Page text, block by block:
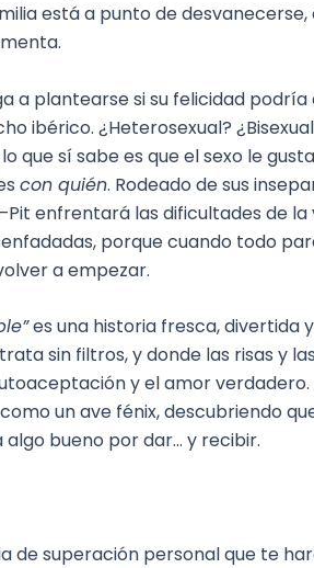
está a punto de
a plantearse si su felicidad
ibérico. ¿Heterosexual?
que sí sabe es que el sexo le
con quién. Rodeado de sus
enfrentará las dificultades de la
porque cuando todo
a empezar.
es una historia fresca, divertida
sin filtros, y donde las risas y
y el amor
un ave fénix, descubriendo
bueno por dar… y recibir.
de superación personal que te